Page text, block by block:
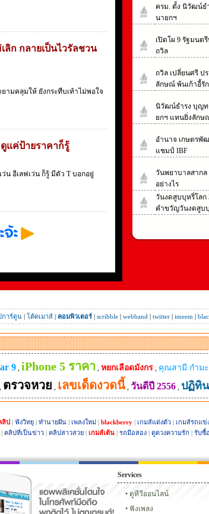
ลิก กลายเป็นไวรัลชวน
ามคลุมให้ ยังกระทืบเท้าไม่พอใจ
ดูแค่ป้ายราคาก็รู้
น อีเลฟเว่น ก็รู้ มีตัว T บอกอยู่
ครม. ตั้ง นิวัฒน์ธ
นายกฯ
เปิดโผ 9 รัฐมนต
ถวิล
ถวิล เปลี่ยนศรี ป
ลักษณ์ พ้นเก้าอี้รั
นิวัฒน์ธํารง บุญท
ยกฯ แทนยิ่งลักษ
อํานาจ เกษตรพั
แชมป์ IBF
วันพยาบาลสาก
อย่างไร
วันงดสูบบุหรี่โลก
คำขวัญวันงดสูบบุ
การ์ตูน| โค้ดเมาส์| คอมพิวเตอร์| scribble| webband | twitter| imeem |
9, iPhone 5 ราคา , หยกเลือดมังกร, คุณสามี กําม
, ตรวจหวย , เลขเด็ดงวดนี้, วันดีปี 2556, ปฏิทิน
ลิป | ฟังวิทยุ| ทำนายฝัน| เพลงใหม่| blackberry| เกมส์แต่งตัว| เกมส์รถแข่
| คลิปที่เป็นข่าว | คลิปสาวสวย | เกมส์เต้น | รถมือสอง | ดูดวงความรัก | รับซื้
กลอน
Services
ดูทีวีออนไลน์
ฟังเพลง